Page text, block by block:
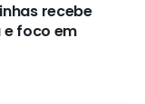
recebe
foco em